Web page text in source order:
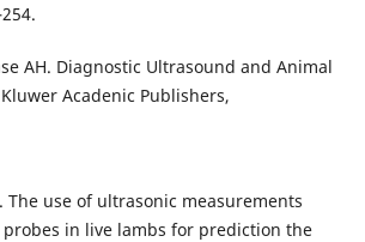
AH. Diagnostic Ultrasound and Animal
Acadenic Publishers,
The use of ultrasonic measurements
probes in live lambs for prediction the